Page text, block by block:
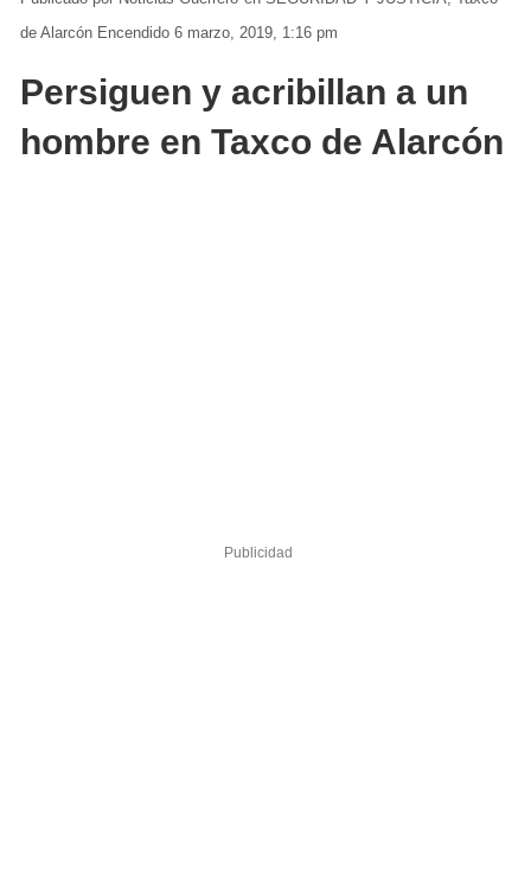
de Alarcón Encendido 6 marzo, 2019, 1:16 pm
Persiguen y acribillan a un
hombre en Taxco de Alarcón
Publicidad